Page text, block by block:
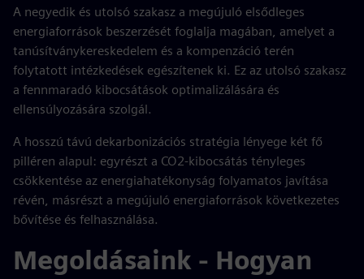
A negyedik és utolsó szakasz a megújuló elsődleges
energiaforrások beszerzését foglalja magában, amelyet a
tanúsítványkereskedelem és a kompenzáció terén
folytatott intézkedések egészítenek ki. Ez az utolsó szakasz
a fennmaradó kibocsátások optimalizálására és
ellensúlyozására szolgál.
A hosszú távú dekarbonizációs stratégia lényege két fő
pilléren alapul: egyrészt a CO2-kibocsátás tényleges
csökkentése az energiahatékonyság folyamatos javítása
révén, másrészt a megújuló energiaforrások következetes
bővítése és felhasználása.
Megoldásaink - Hogyan